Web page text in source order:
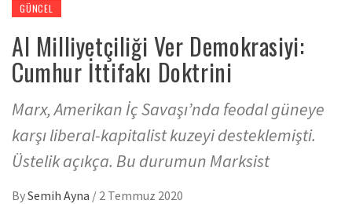
GÜNCEL
Al Milliyetçiliği Ver Demokrasiyi:
Cumhur İttifakı Doktrini
Marx, Amerikan İç Savaşı’nda feodal güneye
karşı liberal-kapitalist kuzeyi desteklemişti.
Üstelik açıkça. Bu durumun Marksist
BySemih Ayna / 2 Temmuz 2020